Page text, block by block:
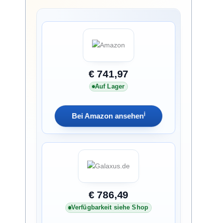
€ 741,97
Auf Lager
Bei Amazon ansehenℹ︎
€ 786,49
Verfügbarkeit siehe Shop